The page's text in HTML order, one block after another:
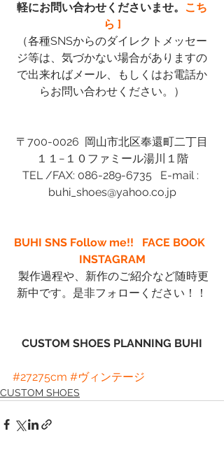
軽にお問い合わせくださいませ。 こち
ら ]
（各種SNSからのダイレクトメッセー
ジ等は、気づかない場合がありますの
で出来ればメール、もしくはお電話か
らお問い合わせください。）
〒700-0026  岡山市北区奉還町二丁目
１１−１０ファミール湯川１階
TEL /FAX: 086-289-6735   E-mail :
buhi_shoes@yahoo.co.jp
BUHI SNS Follow me!!
FACE BOOK
INSTAGRAM
新中です。是非フォローください！！
CUSTOM SHOES PLANNING BUHI
#27275cm #ヴィンテージ
CUSTOM SHOES